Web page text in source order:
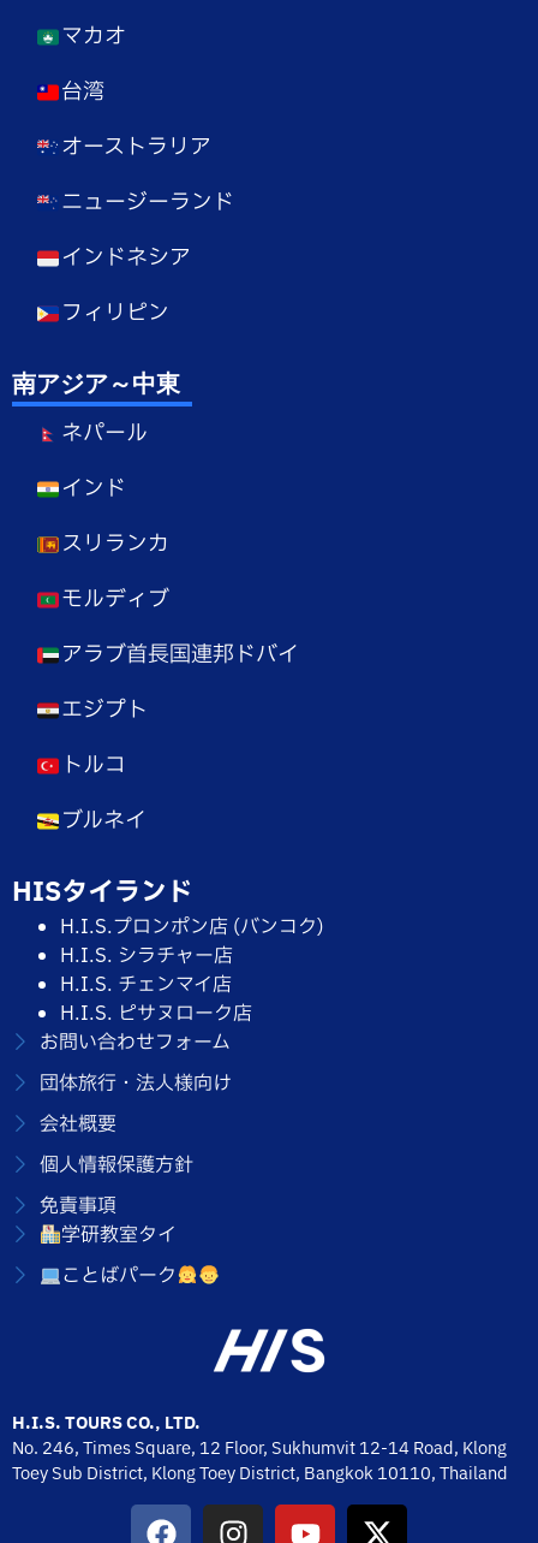
マカオ
台湾
オーストラリア
ニュージーランド
インドネシア
フィリピン
南アジア～中東
ネパール
インド
スリランカ
モルディブ
アラブ首長国連邦ドバイ
エジプト
トルコ
ブルネイ
HISタイランド
H.I.S.プロンポン店 (バンコク)
H.I.S. シラチャー店
H.I.S. チェンマイ店
H.I.S. ピサヌローク店
お問い合わせフォーム
団体旅行・法人様向け
会社概要
個人情報保護方針
免責事項
学研教室タイ
ことばパーク
H.I.S. TOURS CO., LTD.
No. 246, Times Square, 12 Floor, Sukhumvit 12-14 Road, Klong
Toey Sub District, Klong Toey District, Bangkok 10110,Thailand